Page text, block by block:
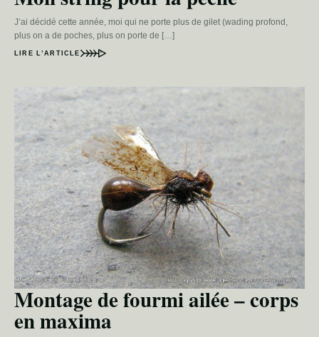
J’ai décidé cette année, moi qui ne porte plus de gilet (wading profond,
plus on a de poches, plus on porte de […]
LIRE L’ARTICLE
Montage de fourmi ailée – corps
en maxima